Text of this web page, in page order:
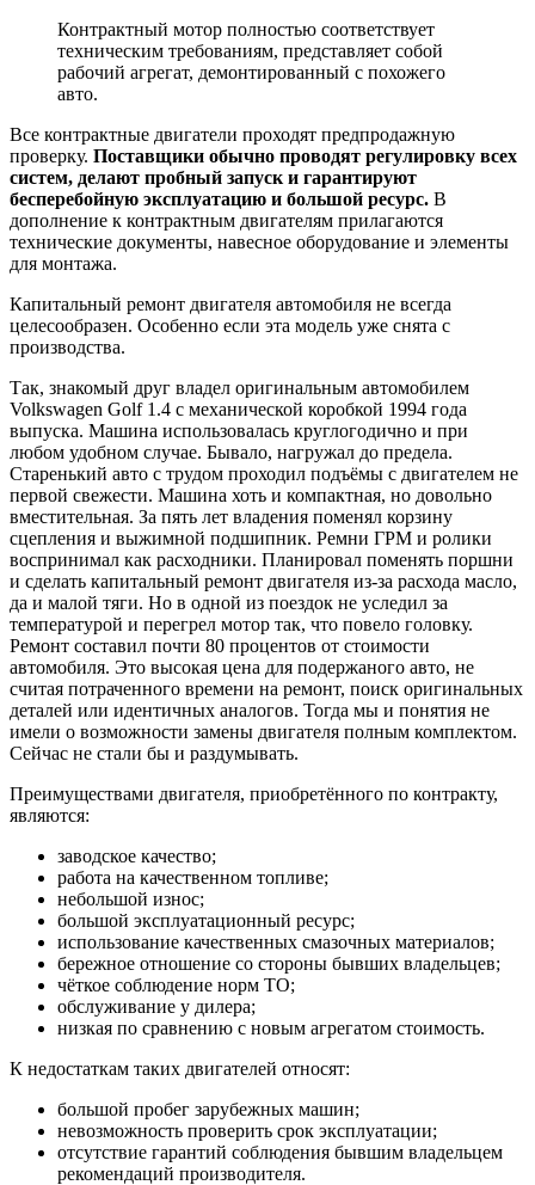
Контрактный мотор полностью соответствует
техническим требованиям, представляет собой
рабочий агрегат, демонтированный с похожего
авто.
Все контрактные двигатели проходят предпродажную
проверку. Поставщики обычно проводят регулировку всех
систем, делают пробный запуск и гарантируют
бесперебойную эксплуатацию и большой ресурс. В
дополнение к контрактным двигателям прилагаются
технические документы, навесное оборудование и элементы
для монтажа.
Капитальный ремонт двигателя автомобиля не всегда
целесообразен. Особенно если эта модель уже снята с
производства.
Так, знакомый друг владел оригинальным автомобилем
Volkswagen Golf 1.4 с механической коробкой 1994 года
выпуска. Машина использовалась круглогодично и при
любом удобном случае. Бывало, нагружал до предела.
Старенький авто с трудом проходил подъёмы с двигателем не
первой свежести. Машина хоть и компактная, но довольно
вместительная. За пять лет владения поменял корзину
сцепления и выжимной подшипник. Ремни ГРМ и ролики
воспринимал как расходники. Планировал поменять поршни
и сделать капитальный ремонт двигателя из-за расхода масло,
да и малой тяги. Но в одной из поездок не уследил за
температурой и перегрел мотор так, что повело головку.
Ремонт составил почти 80 процентов от стоимости
автомобиля. Это высокая цена для подержаного авто, не
считая потраченного времени на ремонт, поиск оригинальных
деталей или идентичных аналогов. Тогда мы и понятия не
имели о возможности замены двигателя полным комплектом.
Сейчас не стали бы и раздумывать.
Преимуществами двигателя, приобретённого по контракту,
являются:
заводское качество;
работа на качественном топливе;
небольшой износ;
большой эксплуатационный ресурс;
использование качественных смазочных материалов;
бережное отношение со стороны бывших владельцев;
чёткое соблюдение норм ТО;
обслуживание у дилера;
низкая по сравнению с новым агрегатом стоимость.
К недостаткам таких двигателей относят:
большой пробег зарубежных машин;
невозможность проверить срок эксплуатации;
отсутствие гарантий соблюдения бывшим владельцем
рекомендаций производителя.